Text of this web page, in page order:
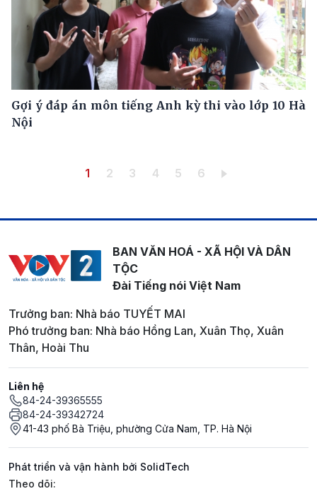
Gợi ý đáp án môn tiếng Anh kỳ thi vào lớp 10 Hà
Nội
PaginationTrang hiện thời
1 Trang
2 Trang
3 Trang
4 Trang
5 Trang
6
BAN VĂN HOÁ - XÃ HỘI VÀ DÂN
TỘC
Đài Tiếng nói Việt Nam
Trưởng ban: Nhà báo TUYẾT MAI
Phó trưởng ban: Nhà báo Hồng Lan, Xuân Thọ, Xuân
Thân, Hoài Thu
Liên hệ
84-24-39365555
84-24-39342724
41-43 phố Bà Triệu, phường Cửa Nam, TP. Hà Nội
Phát triển và vận hành bởi SolidTech
Mạng xã hội
Theo dõi: